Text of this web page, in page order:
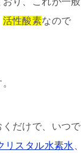
活性酸素なので
だけで、いつで
リスタル水素水